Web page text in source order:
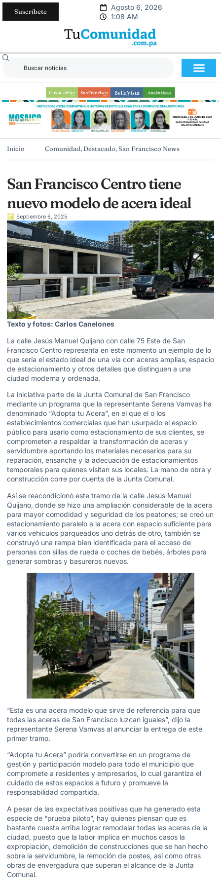
Suscríbete
Agosto 6, 2026
1:08 AM
Inicio Comunidad, Destacado,San Francisco News
San Francisco Centro tiene
nuevo modelo de acera ideal
Septiembre 6, 2025
Texto y fotos: Carlos Canelones
La calle Jesús Manuel Quijano con calle 75 Este de San
Francisco Centro representa en este momento un ejemplo de lo
que sería el estado ideal de una vía con aceras amplias, espacio
de estacionamiento y otros detalles que distinguen a una
ciudad moderna y ordenada.
La iniciativa parte de la Junta Comunal de San Francisco
mediante un programa que la representante Serena Vamvas ha
denominado “Adopta tu Acera”, en el que el o los
establecimientos comerciales que han usurpado el espacio
público para usarlo como estacionamiento de sus clientes, se
comprometen a respaldar la transformación de aceras y
servidumbre aportando los materiales necesarios para su
reparación, ensanche y la adecuación de estacionamientos
temporales para quienes visitan sus locales. La mano de obra y
construcción corre por cuenta de la Junta Comunal.
Así se reacondicionó este tramo de la calle Jesús Manuel
Quijano, donde se hizo una ampliación considerable de la acera
para mayor comodidad y seguridad de los peatones; se creó un
estacionamiento paralelo a la acera con espacio suficiente para
varios vehiculos parqueados uno detrás de otro, también se
construyó una rampa bien identificada para el acceso de
personas con sillas de rueda o coches de bebés, árboles para
generar sombras y basureros nuevos.
“Esta es una acera modelo que sirve de referencia para que
todas las aceras de San Francisco luzcan iguales”, dijo la
representante Serena Vamvas al anunciar la entrega de este
primer tramo.
“Adopta tu Acera” podría convertirse en un programa de
gestión y participación modelo para todo el municipio que
compromete a residentes y empresarios, lo cual garantiza el
cuidado de estos espacios a futuro y promueve la
responsabilidad compartida.
A pesar de las expectativas positivas que ha generado esta
especie de “prueba piloto”, hay quienes piensan que es
bastante cuesta arriba lograr remodelar todas las aceras de la
ciudad, puesto que la labor implica en muchos casos la
expropiación, demolición de construcciones que se han hecho
sobre la servidumbre, la remoción de postes, así como otras
obras de envergadura que superan el alcance de la Junta
Comunal.